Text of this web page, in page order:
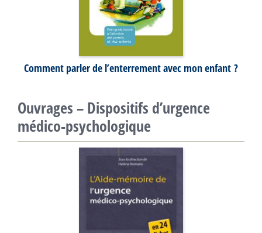
Comment parler de l’enterrement avec mon enfant ?
Ouvrages – Dispositifs d’urgence
médico-psychologique